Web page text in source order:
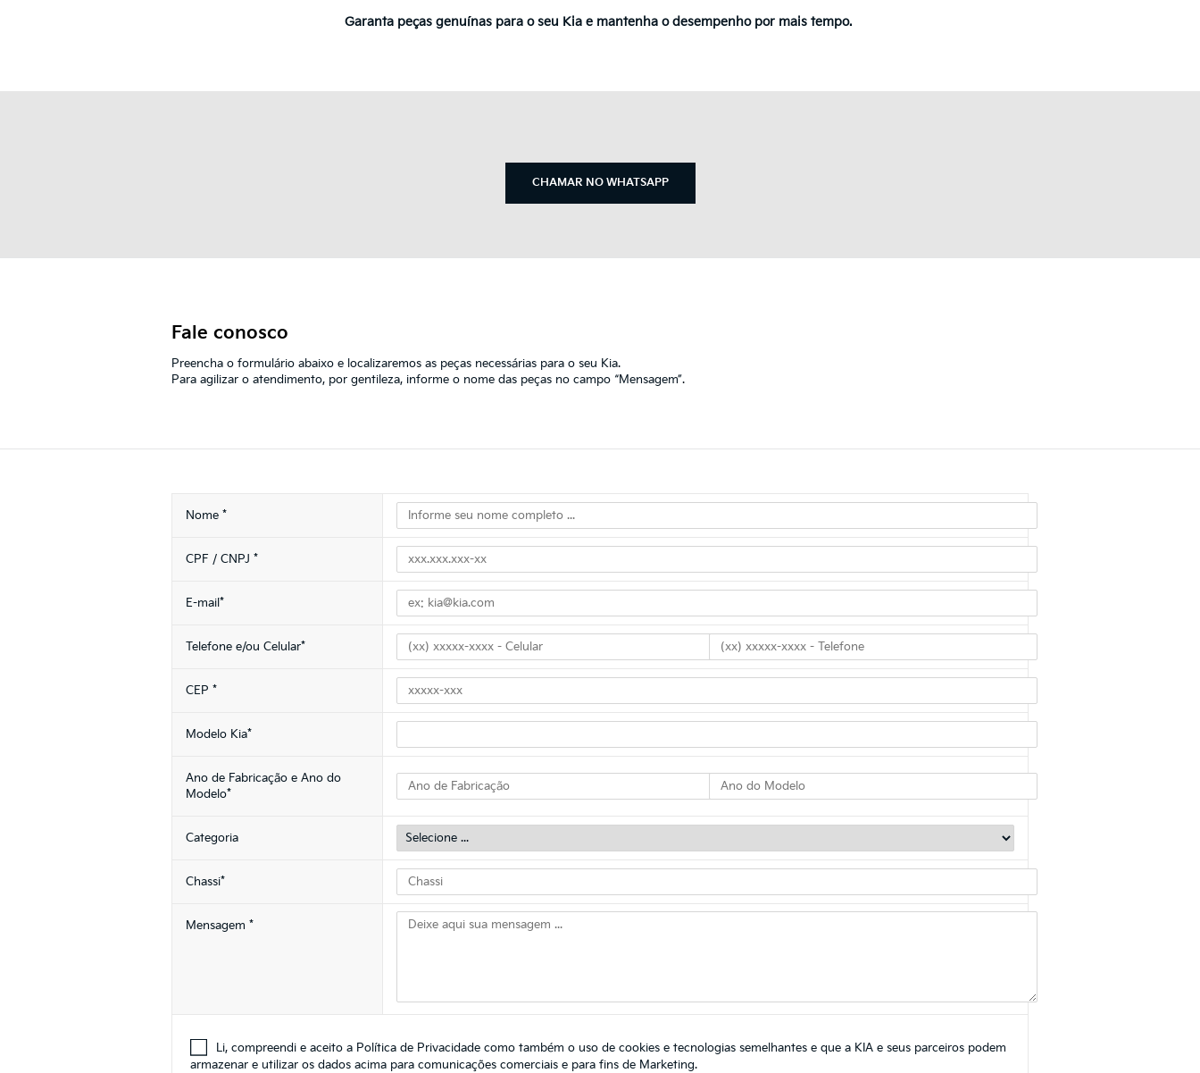
Garanta peças genuínas para o seu Kia e mantenha o desempenho por mais tempo.
CHAMAR NO WHATSAPP
Fale conosco
Preencha o formulário abaixo e localizaremos as peças necessárias para o seu Kia.
Para agilizar o atendimento, por gentileza, informe o nome das peças no campo “Mensagem”.
Nome *
CPF / CNPJ *
E-mail*
Telefone e/ou Celular*
CEP *
Modelo Kia*
Ano de Fabricação e Ano do
Modelo*
Categoria
Chassi*
Mensagem *
Li, compreendi e aceito a Política de Privacidade como também o uso de cookies e tecnologias semelhantes e que a KIA e seus parceiros podem
armazenar e utilizar os dados acima para comunicações comerciais e para fins de Marketing.